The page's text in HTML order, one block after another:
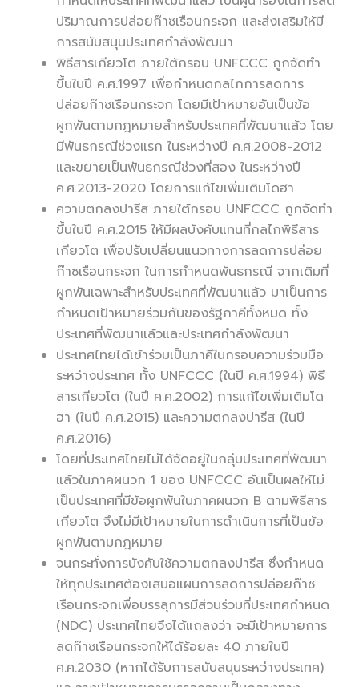
ปริมาณการปล่อยก๊าซเรือนกระจก และส่งเสริมให้มี
การสนับสนุนประเทศกำลังพัฒนา
พิธีสารเกียวโต ภายใต้กรอบ UNFCCC ถูกจัดทำ
ขึ้นในปี ค.ศ.1997 เพื่อกำหนดกลไกการลดการ
ปล่อยก๊าซเรือนกระจก โดยมีเป้าหมายอันเป็นข้อ
ผูกพันตามกฎหมายสำหรับประเทศที่พัฒนาแล้ว โดย
มีพันธกรณีช่วงแรก ในระหว่างปี ค.ศ.2008-2012
และขยายเป็นพันธกรณีช่วงที่สอง ในระหว่างปี
ค.ศ.2013-2020 โดยการแก้ไขเพิ่มเติมโดฮา
ความตกลงปารีส ภายใต้กรอบ UNFCCC ถูกจัดทำ
ขึ้นในปี ค.ศ.2015 ให้มีผลบังคับแทนที่กลไกพิธีสาร
เกียวโต เพื่อปรับเปลี่ยนแนวทางการลดการปล่อย
ก๊าซเรือนกระจก ในการกำหนดพันธกรณี จากเดิมที่
ผูกพันเฉพาะสำหรับประเทศที่พัฒนาแล้ว มาเป็นการ
กำหนดเป้าหมายร่วมกันของรัฐภาคีทั้งหมด ทั้ง
ประเทศที่พัฒนาแล้วและประเทศกำลังพัฒนา
ประเทศไทยได้เข้าร่วมเป็นภาคีในกรอบความร่วมมือ
ระหว่างประเทศ ทั้ง UNFCCC (ในปี ค.ศ.1994) พิธี
สารเกียวโต (ในปี ค.ศ.2002) การแก้ไขเพิ่มเติมโด
ฮา (ในปี ค.ศ.2015) และความตกลงปารีส (ในปี
ค.ศ.2016)
โดยที่ประเทศไทยไม่ได้จัดอยู่ในกลุ่มประเทศที่พัฒนา
แล้วในภาคผนวก 1 ของ UNFCCC อันเป็นผลให้ไม่
เป็นประเทศที่มีข้อผูกพันในภาคผนวก B ตามพิธีสาร
เกียวโต จึงไม่มีเป้าหมายในการดำเนินการที่เป็นข้อ
ผูกพันตามกฎหมาย
จนกระทั่งการบังคับใช้ความตกลงปารีส ซึ่งกำหนด
ให้ทุกประเทศต้องเสนอแผนการลดการปล่อยก๊าซ
เรือนกระจกเพื่อบรรลุการมีส่วนร่วมที่ประเทศกำหนด
(NDC) ประเทศไทยจึงได้แถลงว่า จะมีเป้าหมายการ
ลดก๊าซเรือนกระจกให้ได้ร้อยละ 40 ภายในปี
ค.ศ.2030 (หากได้รับการสนับสนุนระหว่างประเทศ)